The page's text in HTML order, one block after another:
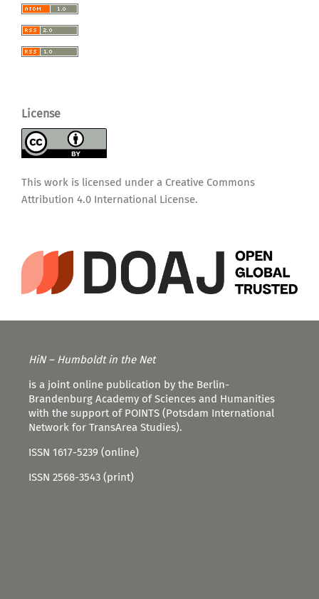
License
This work is licensed under a Creative Commons
Attribution 4.0 International License.
HiN – Humboldt in the Net
is a joint online publication by the Berlin-
Brandenburg Academy of Sciences and Humanities
with the support of POINTS (Potsdam International
Network for TransArea Studies).
ISSN 1617-5239 (online)
ISSN 2568-3543 (print)